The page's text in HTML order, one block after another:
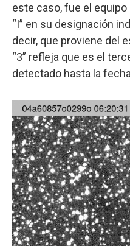
este caso, fue el equipo
“I” en su designación
decir, que proviene del
“3” refleja que es el
detectado hasta la